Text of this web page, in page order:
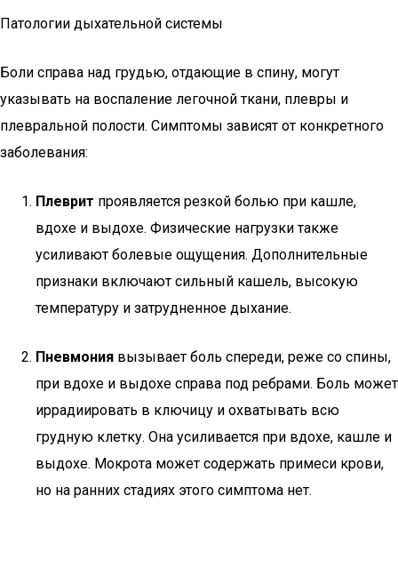
Патологии дыхательной системы
Боли справа над грудью, отдающие в спину, могут
указывать на воспаление легочной ткани, плевры и
плевральной полости. Симптомы зависят от конкретного
заболевания:
Плеврит проявляется резкой болью при кашле,
вдохе и выдохе. Физические нагрузки также
усиливают болевые ощущения. Дополнительные
признаки включают сильный кашель, высокую
температуру и затрудненное дыхание.
Пневмония вызывает боль спереди, реже со спины,
при вдохе и выдохе справа под ребрами. Боль может
иррадиировать в ключицу и охватывать всю
грудную клетку. Она усиливается при вдохе, кашле и
выдохе. Мокрота может содержать примеси крови,
но на ранних стадиях этого симптома нет.